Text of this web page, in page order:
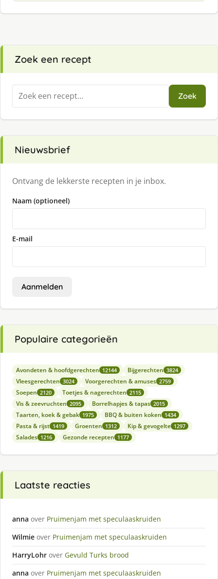
Zoek een recept
Zoeken
naar:
Zoek
Nieuwsbrief
Ontvang de lekkerste recepten in je inbox.
Naam (optioneel)
E-mail
Aanmelden
Populaire categorieën
Avondeten & hoofdgerechten 12144 Bijgerechten 3824
Vleesgerechten 3024 Voorgerechten & amuses 2759
Soepen 2120 Toetjes & nagerechten 2115
Vis & zeevruchten 2095 Borrelhapjes & tapas 2015
Taarten, koek & gebak 1975 BBQ & buiten koken 1434
Pasta & rijst 1419 Groenten 1312 Kip & gevogelte 1297
Salades 1216 Gezonde recepten 1177
Laatste reacties
anna over Pruimenjam met speculaaskruiden
Wilmie over Pruimenjam met speculaaskruiden
HarryLohr over Gevuld Turks brood
anna over Pruimenjam met speculaaskruiden